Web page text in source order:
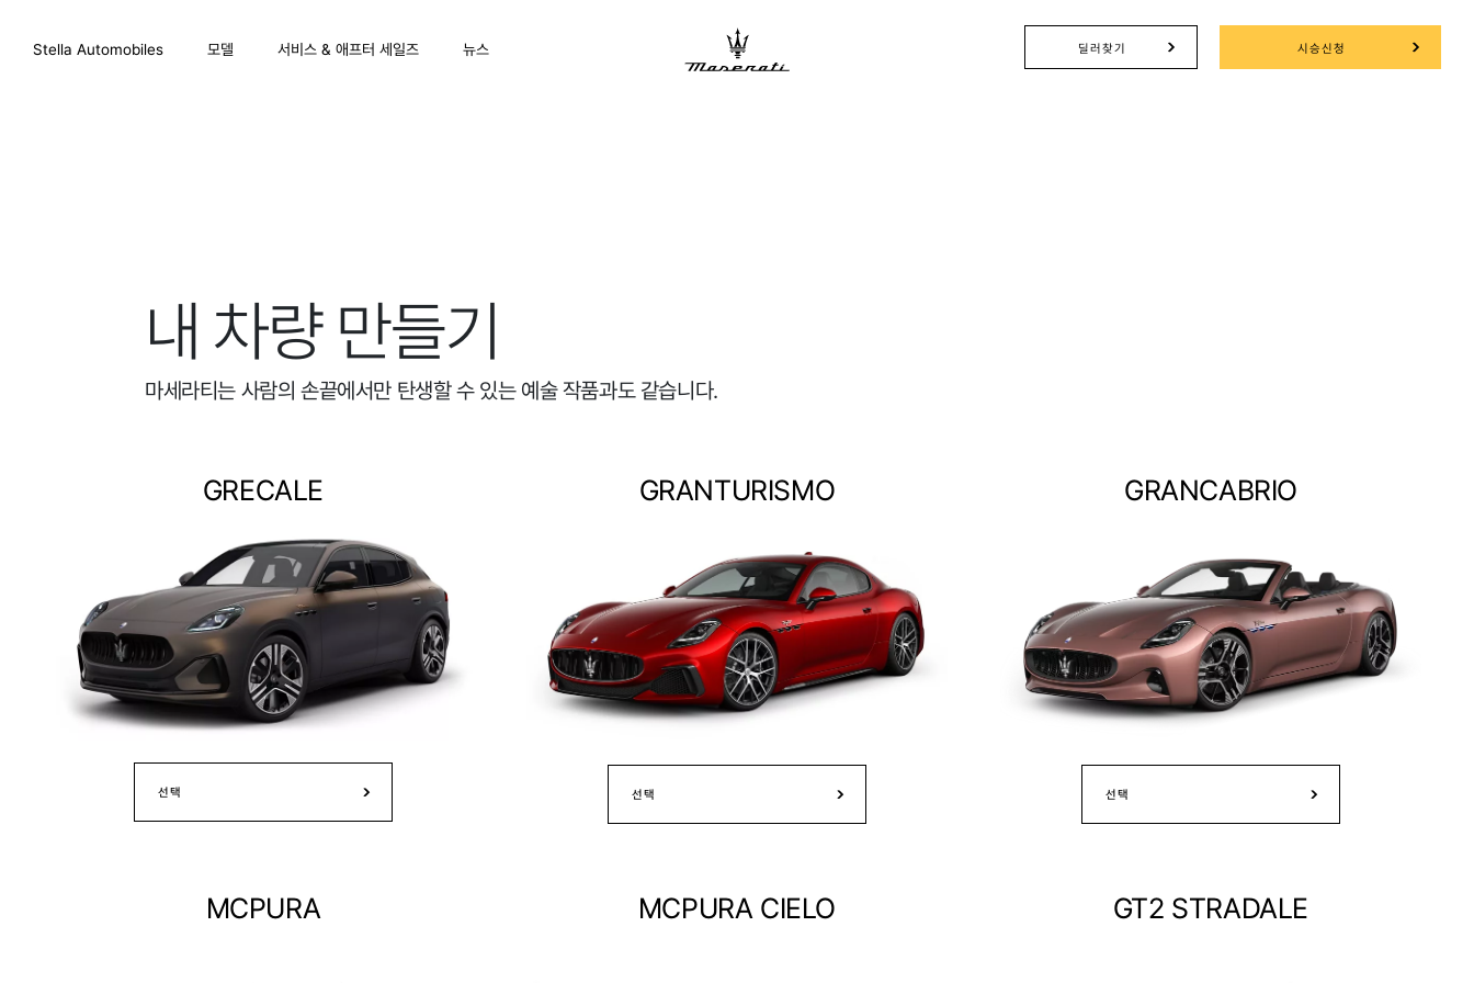
Stella Automobiles 모델 서비스 & 애프터 세일즈 뉴스 딜러찾기 시승신청
내 차량 만들기
마세라티는 사람의 손끝에서만 탄생할 수 있는 예술 작품과도 같습니다.
GRECALE
선택
GRANTURISMO
선택
GRANCABRIO
선택
MCPURA MCPURA CIELO GT2 STRADALE